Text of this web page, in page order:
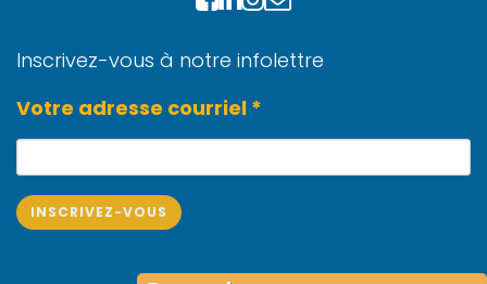
Inscrivez-vous à notre infolettre
Votre adresse courriel *